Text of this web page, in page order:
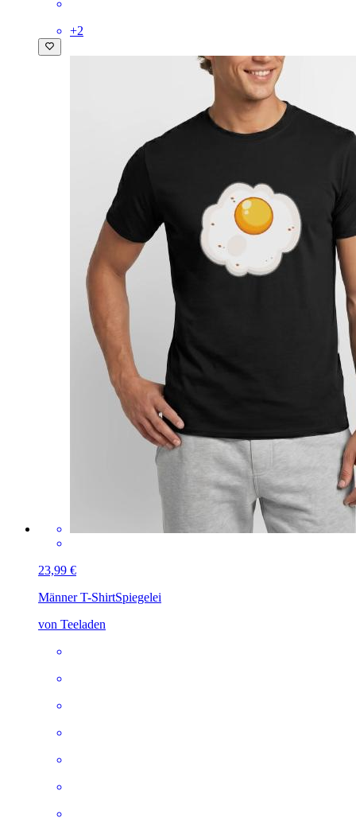
+2
23,99 €
Männer T-ShirtSpiegelei
von Teeladen